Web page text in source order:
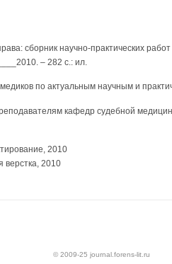
сборник научно-практических
– 282 с.: ил.
по актуальным научным и
кафедр судебной
2010
2010
© 2009-25 journal.forens-lit.ru